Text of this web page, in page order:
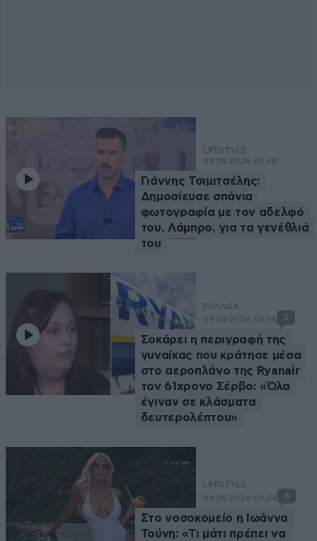
LIFESTYLE
09·08·2026 00:48
Γιάννης Τσιμιτσέλης:
Δημοσίευσε σπάνια
φωτογραφία με τον αδελφό
του, Λάμπρο, για τα γενέθλιά
του
ΕΛΛΑΔΑ
09·08·2026 00:36
2
Σοκάρει η περιγραφή της
γυναίκας που κράτησε μέσα
στο αεροπλάνο της Ryanair
τον 61χρονο Σέρβο: «Όλα
έγιναν σε κλάσματα
δευτερολέπτου»
LIFESTYLE
09·08·2026 00:24
8
Στο νοσοκομείο η Ιωάννα
Τούνη: «Τι μάτι πρέπει να